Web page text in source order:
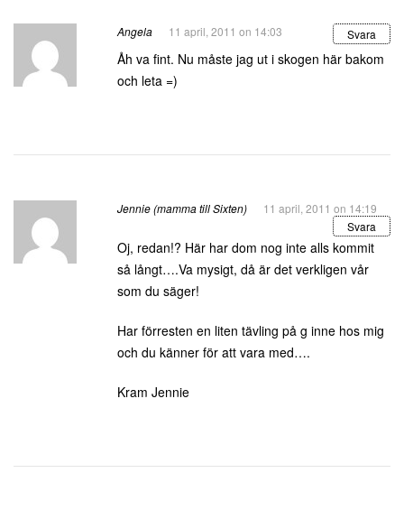
Angela 11 april, 2011 on 14:03 Svara
Åh va fint. Nu måste jag ut i skogen här bakom
och leta =)
Jennie (mamma till Sixten)
11 april, 2011 on 14:19
Svara
Oj, redan!? Här har dom nog inte alls kommit
så långt….Va mysigt, då är det verkligen vår
som du säger!
Har förresten en liten tävling på g inne hos mig
och du känner för att vara med….
Kram Jennie